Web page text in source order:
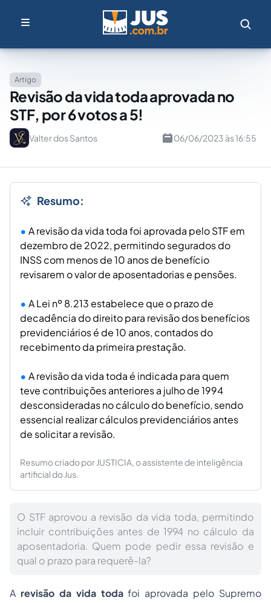
Artigo
Revisão da vida toda aprovada no
STF, por 6 votos a 5!
Valter dos Santos 06/06/2023 às 16:55
Resumo:
A revisão da vida toda foi aprovada pelo STF em
dezembro de 2022, permitindo segurados do
INSS com menos de 10 anos de benefício
revisarem o valor de aposentadorias e pensões.
A Lei nº 8.213 estabelece que o prazo de
decadência do direito para revisão dos benefícios
previdenciários é de 10 anos, contados do
recebimento da primeira prestação.
A revisão da vida toda é indicada para quem
teve contribuições anteriores a julho de 1994
desconsideradas no cálculo do benefício, sendo
essencial realizar cálculos previdenciários antes
de solicitar a revisão.
Resumo criado por JUSTICIA, o assistente de inteligência
artificial do Jus.
O STF aprovou a revisão da vida toda, permitindo
incluir contribuições antes de 1994 no cálculo da
aposentadoria. Quem pode pedir essa revisão e
qual o prazo para requerê-la?
A revisão da vida todafoi aprovada pelo Supremo